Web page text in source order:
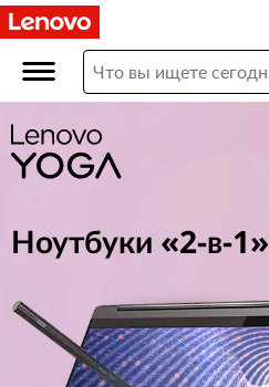
Y
g
a
n
Ноутбуки «2-в-1»